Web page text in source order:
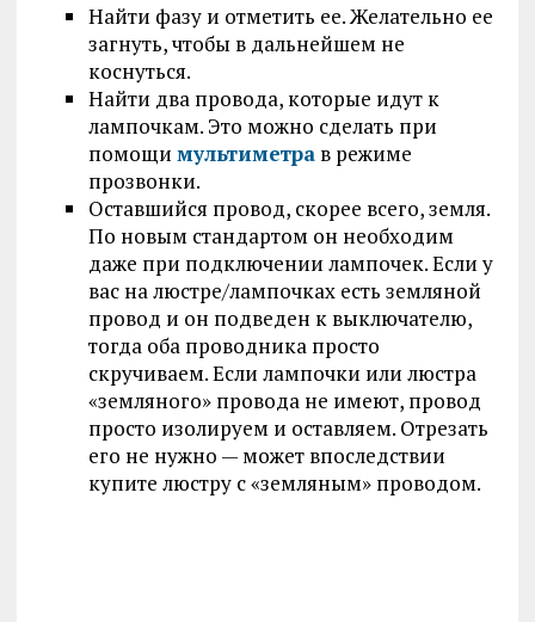
Найти фазу и отметить ее. Желательно ее
загнуть, чтобы в дальнейшем не
коснуться.
Найти два провода, которые идут к
лампочкам. Это можно сделать при
помощи мультиметрав режиме
прозвонки.
Оставшийся провод, скорее всего, земля.
По новым стандартом он необходим
даже при подключении лампочек. Если у
вас на люстре/лампочках есть земляной
провод и он подведен к выключателю,
тогда оба проводника просто
скручиваем. Если лампочки или люстра
«земляного» провода не имеют, провод
просто изолируем и оставляем. Отрезать
его не нужно — может впоследствии
купите люстру с «земляным» проводом.